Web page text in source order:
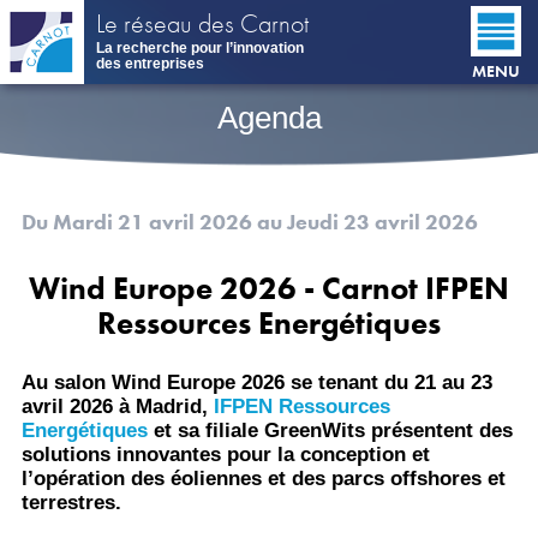
Aller
contenu
principal
Le réseau des Carnot
La recherche pour l’innovation
des entreprises
MENU
Agenda
Du Mardi 21 avril 2026 au Jeudi 23 avril 2026
Wind Europe 2026 - Carnot IFPEN
Ressources Energétiques
Au salon Wind Europe 2026 se tenant du 21 au 23
avril 2026 à Madrid,
IFPEN Ressources
Energétiqueset sa filiale GreenWits présentent des
solutions innovantes pour la conception et
l’opération des éoliennes et des parcs offshores et
terrestres.